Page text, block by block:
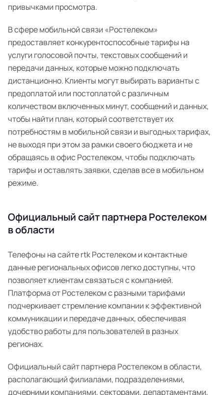
привычками просмотра.
В сфере мобильной связи «Ростелеком»
предоставляет конкурентоспособные тарифы на
услуги голосовой почты, текстовых сообщений и
передачи данных, которые можно подключать
дистанционно. Клиенты могут выбирать варианты с
предоплатой или постоплатой с различным
количеством включенных минут, сообщений и данных,
чтобы найти план, который соответствует их
потребностям в мобильной связи и выгодных тарифах,
не выходя при этом за рамки своего бюджета и не
обращаясь в офис Ростелеком, чтобы подключать
тарифы и оставлять заявки, сделав все в мобильном
режиме.
Официальный сайт партнера Ростелеком
в области
Телефоны на сайте rtk Ростелеком и контактные
данные региональных офисов легко доступны, что
позволяет клиентам связаться с компанией.
Платформа от Ростелеком с разными тарифами
подчеркивает стремление компании к эффективной
коммуникации и передаче данных, обеспечивая
удобство работы для пользователей в разных
регионах.
Официальный сайт партнера Ростелеком в области,
располагающий филиалами, подразделениями,
дочерними компаниями, секторами, департаментами,